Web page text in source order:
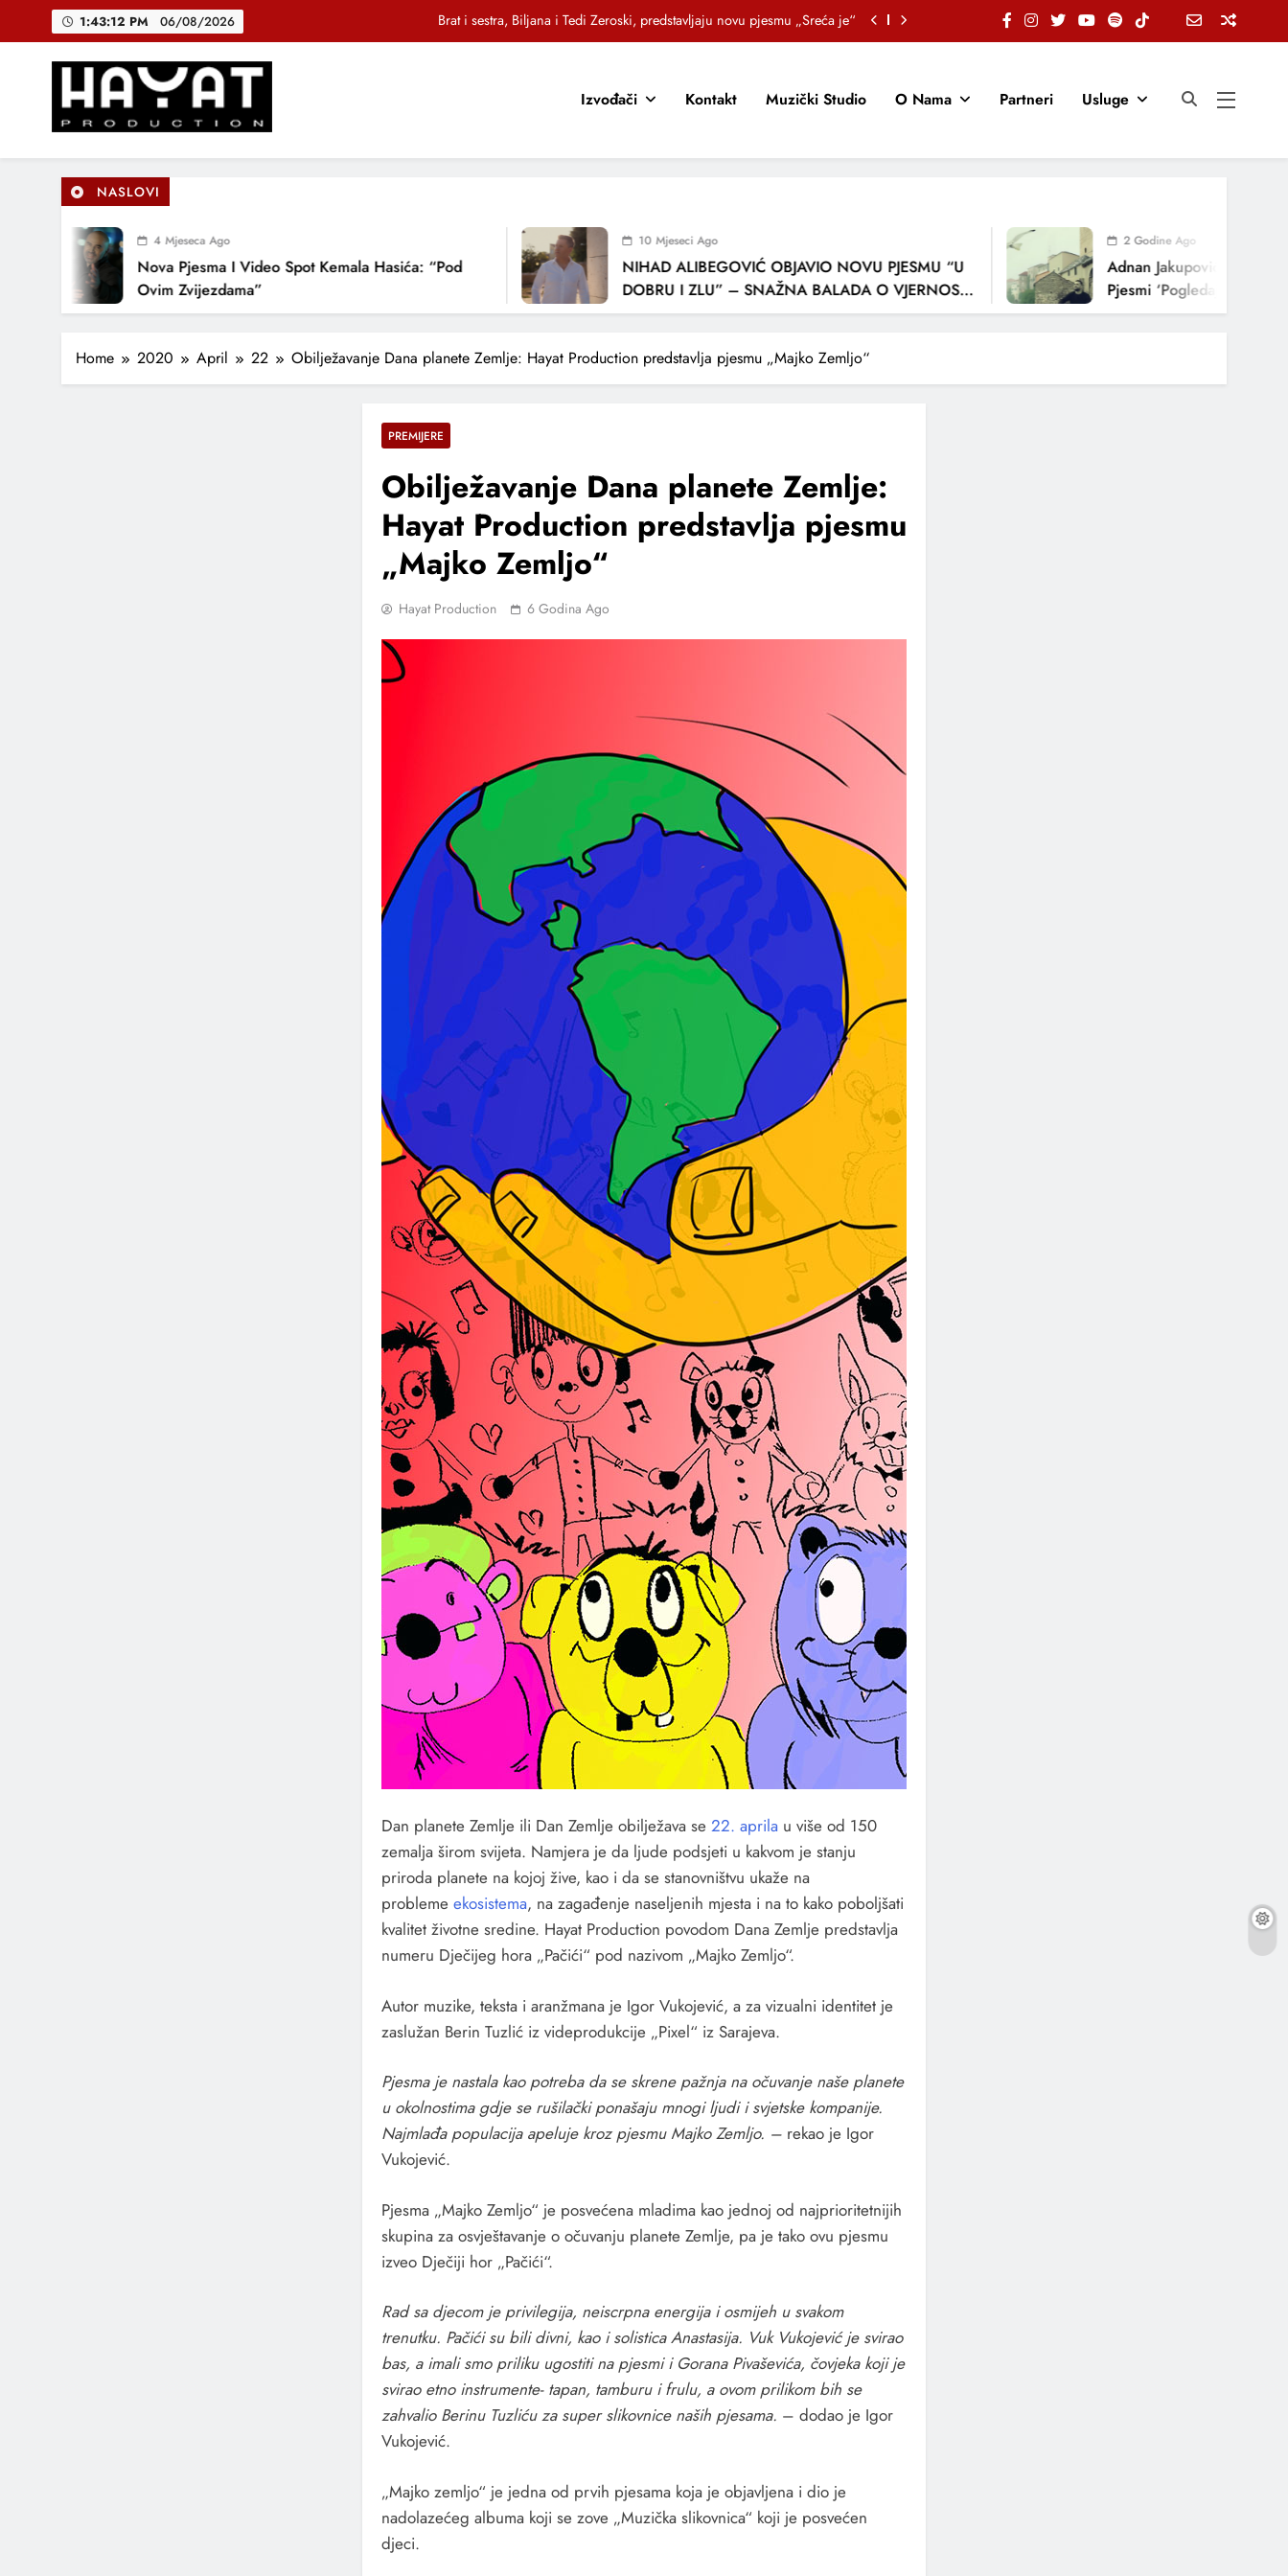
1:43:13 PM 06/08/2026
DJEČIJI HOR SUNCOKRETI KROZ PJESMU POZVALI MALIŠANE NA DOBRE NAVIKE
BEZ – Novi sarajevski bend predstavlja debitantski singl „Ljetno popodne“
Jasna Gospić predstavlja novi singl – „Rano“
Hayat Production
Promocija domaće muzike
Izvođači Kontakt Muzički Studio O Nama Partneri Usluge
NASLOVI
4 Mjeseca Ago
Nova Pjesma I Video Spot Kemala Hasića: “Pod
Ovim Zvijezdama”
10 Mjeseci Ago
NIHAD ALIBEGOVIĆ OBJAVIO NOVU PJESMU “U
DOBRU I ZLU” – SNAŽNA BALADA O VJERNOSTI,
LJUBAVI I VREMENU KOJE NAS MIJENJA
2 Godine Ago
Adnan Jakupović Donosi
Pjesmi ‘Pogledaj Me’
Home 2020 April 22 Obilježavanje Dana planete Zemlje: Hayat Production predstavlja pjesmu „Majko Zemljo“
PREMIJERE
Obilježavanje Dana planete Zemlje:
Hayat Production predstavlja pjesmu
„Majko Zemljo“
Hayat Production 6 Godina Ago
Dan planete Zemlje ili Dan Zemlje obilježava se 22. aprila u više od 150
zemalja širom svijeta. Namjera je da ljude podsjeti u kakvom je stanju
priroda planete na kojoj žive, kao i da se stanovništvu ukaže na
probleme ekosistema, na zagađenje naseljenih mjesta i na to kako poboljšati
kvalitet životne sredine. Hayat Production povodom Dana Zemlje predstavlja
numeru Dječijeg hora „Pačići“ pod nazivom „Majko Zemljo“.
Autor muzike, teksta i aranžmana je Igor Vukojević, a za vizualni identitet je
zaslužan Berin Tuzlić iz videprodukcije „Pixel“ iz Sarajeva.
Pjesma je nastala kao potreba da se skrene pažnja na očuvanje naše planete
u okolnostima gdje se rušilački ponašaju mnogi ljudi i svjetske kompanije.
Najmlađa populacija apeluje kroz pjesmu Majko Zemljo. – rekao je Igor
Vukojević.
Pjesma „Majko Zemljo“ je posvećena mladima kao jednoj od najprioritetnijih
skupina za osvještavanje o očuvanju planete Zemlje, pa je tako ovu pjesmu
izveo Dječiji hor „Pačići“.
Rad sa djecom je privilegija, neiscrpna energija i osmijeh u svakom
trenutku. Pačići su bili divni, kao i solistica Anastasija. Vuk Vukojević je svirao
bas, a imali smo priliku ugostiti na pjesmi i Gorana Pivaševića, čovjeka koji je
svirao etno instrumente- tapan, tamburu i frulu, a ovom prilikom bih se
zahvalio Berinu Tuzliću za super slikovnice naših pjesama. – dodao je Igor
Vukojević.
„Majko zemljo“ je jedna od prvih pjesama koja je objavljena i dio je
nadolazećeg albuma koji se zove „Muzička slikovnica“ koji je posvećen
djeci.